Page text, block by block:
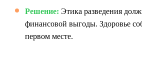
Решение: Этика разведения
финансовой выгоды. Здоровье
первом месте.